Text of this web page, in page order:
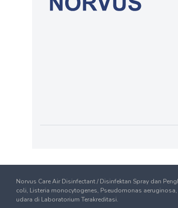
Norvus Care Air Disinfectant / Disinfektan Spray dan
coli, Listeria monocytogenes, Pseudomonas
udara di Laboratorium Terakreditasi.